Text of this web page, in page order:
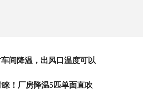
间降温，出风口温度可以
！厂房降温5匹单面直吹